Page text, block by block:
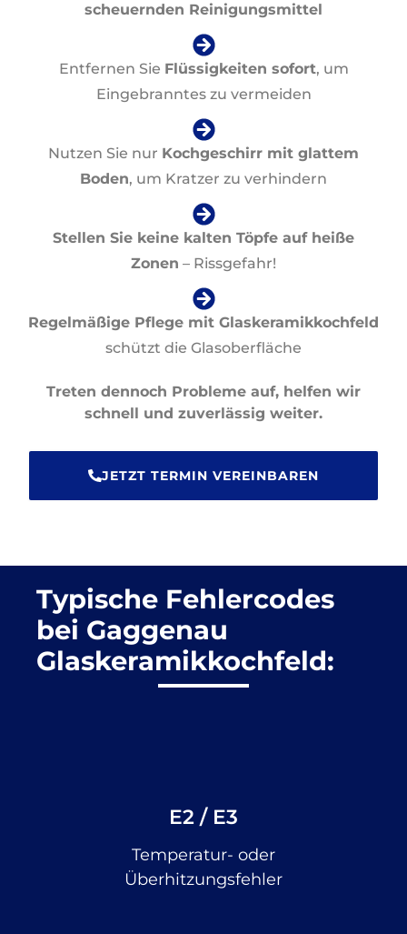
scheuernden Reinigungsmittel
Entfernen Sie Flüssigkeiten sofort, um
Eingebranntes zu vermeiden
Nutzen Sie nur Kochgeschirr mit glattem
Boden, um Kratzer zu verhindern
Stellen Sie keine kalten Töpfe auf heiße
Zonen – Rissgefahr!
Regelmäßige Pflege mit Glaskeramikkochfeld
schützt die Glasoberfläche
Treten dennoch Probleme auf, helfen wir
schnell und zuverlässig weiter.
JETZT TERMIN VEREINBAREN
Typische Fehlercodes
bei Gaggenau
Glaskeramikkochfeld:
E2 / E3
Temperatur- oder
Überhitzungsfehler